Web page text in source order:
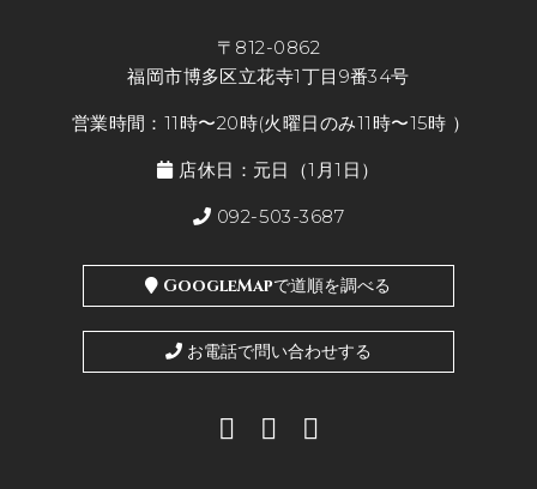
〒812-0862
福岡市博多区立花寺1丁目9番34号
営業時間：11時〜20時(火曜日のみ11時〜15時 ）
店休日：元日（1月1日）
092-503-3687
GoogleMapで道順を調べる
お電話で問い合わせする